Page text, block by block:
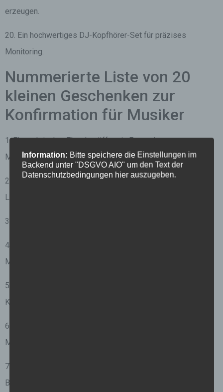
erzeugen.
20. Ein hochwertiges DJ-Kopfhörer-Set für präzises
Monitoring.
Nummerierte Liste von 20
kleinen Geschenken zur
Konfirmation für Musiker
1. Ein praktischer Flaschenöffner in Form eines
Musikinstruments.
2. Eine hübsche Musiknote Halskette als Symbol der
Leidenschaft für Musik.
3. Ein schickes Armband mit einem Notenanhänger.
4. Ein niedlicher Schlüsselanhänger in Form eines
Musikinstruments.
5. Ein personalisierter Musik-Button zum Anstecken an die
Kleidung.
6. Ein kleines Musikinstrument, wie zum Beispiel eine
Mundharmonika oder ein Blockflöte.
7. Ein Musik-Taschenkalender, um Termine und Auftritte im
Blick zu behalten.
Information: Bitte speichere die Einstellungen im
Backend unter "DSGVO AIO" um den Text der
Datenschutzbedingungen hier auszugeben.